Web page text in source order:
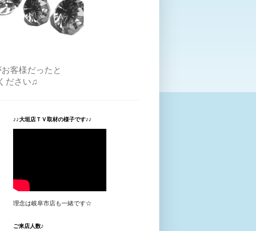
客様だったと
ださい♫
♪♪大垣店ＴＶ取材の様子です♪♪
理念は岐阜市店も一緒です☆
ご来店人数♪